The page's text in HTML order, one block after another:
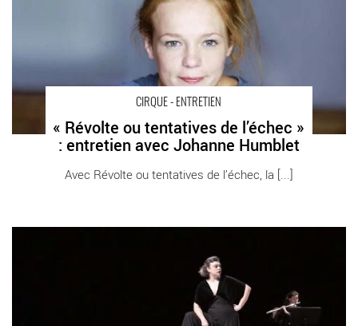
CIRQUE - ENTRETIEN
« Révolte ou tentatives de l’échec »
: entretien avec Johanne Humblet
Avec Révolte ou tentatives de l’échec, la [...]
Gremaud - Critique sortie Théâtre Paris Théâtre de la Ville Les